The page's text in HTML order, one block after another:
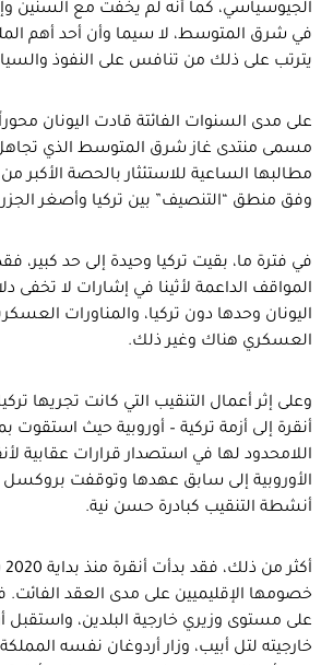
الجيوسياسي، كما أنه لم يخفت مع السنين
في شرق المتوسط، لا سيما وأن أحد أهم
يترتب على ذلك من تنافس على النفوذ
على مدى السنوات الفائتة قادت اليونان
مسمى منتدى غاز شرق المتوسط الذي
مطالبها الساعية للاستئثار بالحصة الأكبر
وفق منطق “التنصيف” بين تركيا وأصغر
في فترة ما، بقيت تركيا وحيدة إلى حد
المواقف الداعمة لأثينا في إشارات لا تخفى
اليونان وحدها دون تركيا، والمناورات
العسكري هناك وغير ذلك.
وعلى إثر أعمال التنقيب التي كانت تجريها
أنقرة إلى أزمة تركية – أوروبية حيث
اللامحدود لها في استصدار قرارات عقابية
الأوروبية إلى سابق عهدها وتوقفت بروكسل
أنشطة التنقيب كبادرة حسن نية.
خصومها الإقليميين على مدى العقد
على مستوى وزيري خارجية البلدين، واستقبل
خارجيته لتل أبيب، وزار أردوغان نفسه